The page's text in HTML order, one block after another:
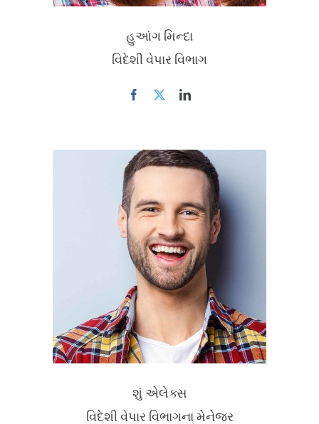
હુઆંગ મિન્દા
વિદેશી વેપાર વિભાગ
શું એલેક્સ
વિદેશી વેપાર વિભાગના મેનેજર